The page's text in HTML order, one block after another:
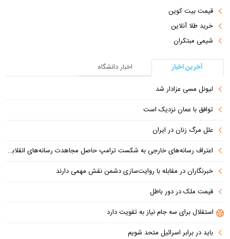
قیمت بیت کوین
خرید طلا آنلاین
شیمی مبتکران
آخرین اخبار
اخبار دانشگاه
لیونل مسی عزادار شد
توافق با عمان نزدیک است
علل مرگ زنان در ایران
اعتراف رسانه‌های خارجی به شکست ترامپ حاصل مجاهدت رسانه‌های انقلابی است
خبرنگاران در مقابله با روایت‌سازی دشمن نقش مهمی دارند
قیمت ملک در دور باطل
استقلال برای سه جام نیاز به تقویت دارد
باید در برابر اسرائیل متحد شویم